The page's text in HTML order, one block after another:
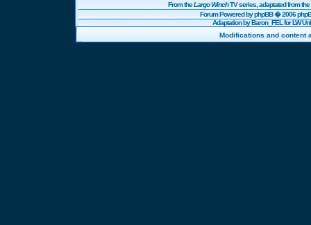
From theLargo WinchTV series, adaptated from
Forum Powered byphpBB� 2006
Adaptation by Baron_FEL for LW
Modifications and content